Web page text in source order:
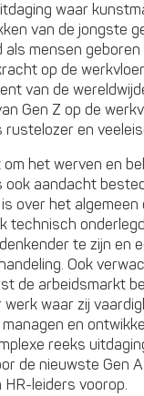
waar
van de jongste
als mensen
op de
van de
Gen Z op de
rustelozer en
het werven en
aandacht
over het
technisch
te zijn en
Ook
de arbeidsmarkt
werk waar zij
en
reeks
de nieuwste Gen
HR-leiders voorop.